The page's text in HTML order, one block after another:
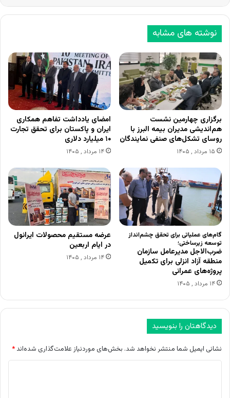
نوشته های مشابه
برگزاری چهارمین نشست
هم‌اندیشی مدیران بیمه البرز با
روسای تشکل‌های صنفی نمایندگان
۱۵ مرداد , ۱۴۰۵
امضای یادداشت تفاهم همکاری
ایران و پاکستان برای تحقق تجارت
۱۰ میلیارد دلاری
۱۴ مرداد , ۱۴۰۵
گام‌های عملیاتی برای تحقق چشم‌انداز
توسعه زیرساختی؛
ضرب‌الاجل مدیرعامل سازمان
منطقه آزاد انزلی برای تکمیل
پروژه‌های عمرانی
۱۴ مرداد , ۱۴۰۵
عرضه مستقیم محصولات ایرانول
در ایام اربعین
۱۴ مرداد , ۱۴۰۵
دیدگاهتان را بنویسید
نشانی ایمیل شما منتشر نخواهد شد. بخش‌های موردنیاز علامت‌گذاری شده‌اند *